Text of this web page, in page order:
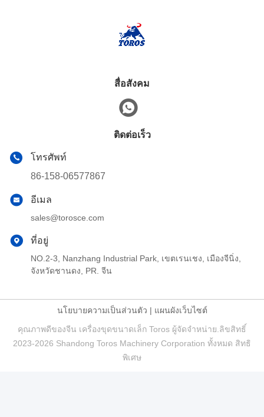
สื่อสังคม
ติดต่อเร็ว
โทรศัพท์
86-158-06577867
อีเมล
sales@torosce.com
ที่อยู่
NO.2-3, Nanzhang Industrial Park, เขตเรนเชง, เมืองจีนิ่ง,
จังหวัดชานดง, PR. จีน
นโยบายความเป็นส่วนตัว | แผนผังเว็บไซต์
คุณภาพดีของจีน เครื่องขุดขนาดเล็ก Toros ผู้จัดจําหน่าย.ลิขสิทธิ์
2023-2026 Shandong Toros Machinery Corporation ทั้งหมด สิทธิ
พิเศษ